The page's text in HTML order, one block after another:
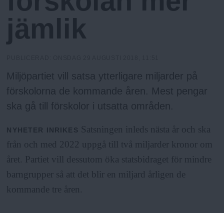
h
o
l
m
s
F
r
n
jämlik
Miljöpartiet vill satsa ytterligare miljarder på
förskolorna de kommande åren. Mest pengar
ska gå till förskolor i utsatta områden.
NYHETER INRIKES Satsningen inleds nästa år och ska
från och med 2022 uppgå till två miljarder kronor om
året. Partiet vill dessutom öka statsbidraget för mindre
barngrupper så att det blir en miljard årligen de
kommande tre åren.